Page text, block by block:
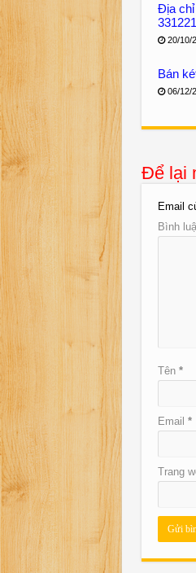
Địa chỉ
331221
20/10/
Bán
06/12/
Để lại
Email
Bình
Tên *
Email *
Trang